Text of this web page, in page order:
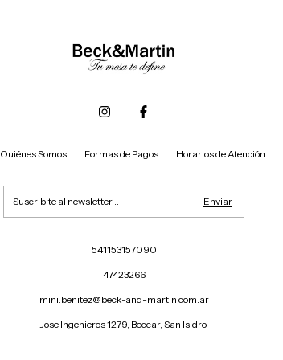
Quiénes Somos Formas de Pagos Horarios de Atención
541153157090
47423266
mini.benitez@beck-and-martin.com.ar
Jose Ingenieros 1279, Beccar, San Isidro.